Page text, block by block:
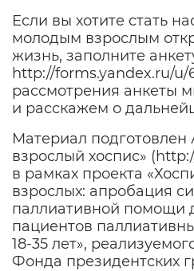
Если вы хотите стать
молодым взрослым
жизнь, заполните
http://forms.yandex.ru/u/
рассмотрения анкеты
и расскажем о
Материал
взрослый хоспис» (
в рамках проекта
взрослых: апробация
паллиативной помощи
пациентов
18-35 лет»,
Фонда президентских